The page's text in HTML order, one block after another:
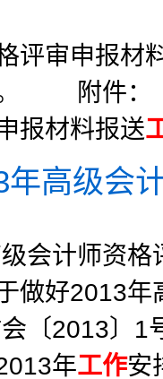
评审申报材
。 附件：
报材料报送
年高级会
会计师资格
做好2013
〔2013〕1
年工作安